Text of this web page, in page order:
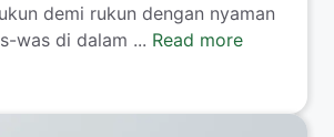
demi rukun dengan nyaman
was di dalam ... Read more